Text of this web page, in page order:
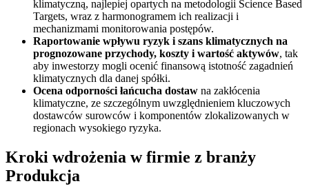
klimatyczną, najlepiej opartych na metodologii Science Based
Targets, wraz z harmonogramem ich realizacji i
mechanizmami monitorowania postępów.
Raportowanie wpływu ryzyk i szans klimatycznych na
prognozowane przychody, koszty i wartość aktywów, tak
aby inwestorzy mogli ocenić finansową istotność zagadnień
klimatycznych dla danej spółki.
Ocena odporności łańcucha dostaw na zakłócenia
klimatyczne, ze szczególnym uwzględnieniem kluczowych
dostawców surowców i komponentów zlokalizowanych w
regionach wysokiego ryzyka.
Kroki wdrożenia w firmie z branży
Produkcja